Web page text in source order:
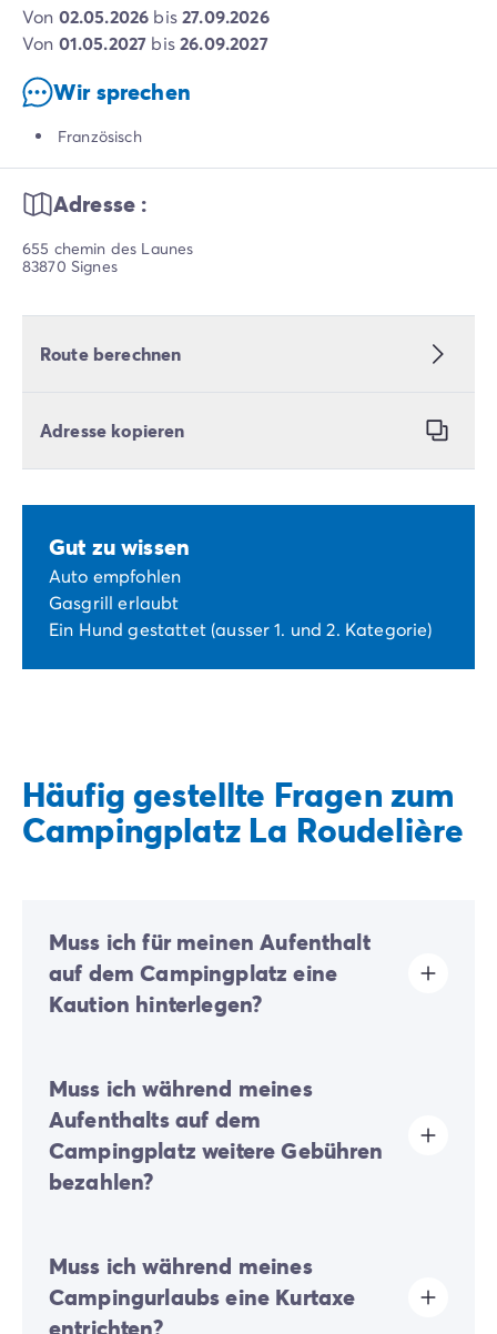
von 02.05.2026 bis27.09.2026
von 01.05.2027 bis26.09.2027
Wir sprechen
Französisch
Adresse :
655 chemin des Launes
83870 Signes
Route berechnen
Adresse kopieren
Gut zu wissen
Auto empfohlen
Gasgrill erlaubt
Ein Hund gestattet (ausser 1. und 2. Kategorie)
Häufig gestellte Fragen zum
Campingplatz La Roudelière
Muss ich für meinen Aufenthalt
auf dem Campingplatz eine
Kaution hinterlegen?
oder nach Ihrer Ankunft vor Ort fällig.
Muss ich während meines
Aufenthalts auf dem
Campingplatz weitere Gebühren
bezahlen?
erhoben, um einen Teil der Maßnahmen zur
nachhaltigen Entwicklung des Campingplatzes zu
finanzieren. Dieser Beitrag ist bei der Online-
Muss ich während meines
Campingurlaubs eine Kurtaxe
entrichten?